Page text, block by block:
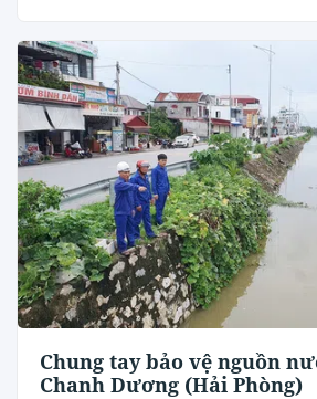
Chung tay bảo vệ nguồn
Chanh Dương (Hải Phòng)